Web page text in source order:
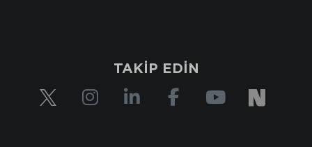
TAKİP EDİN